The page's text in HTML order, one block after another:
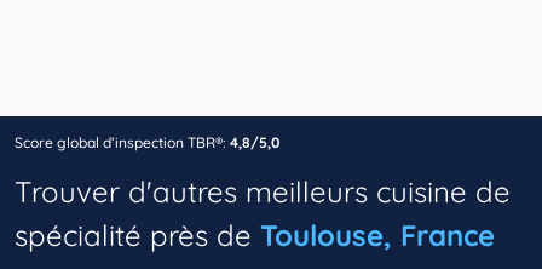
Score global d’inspection TBR®: 4,8/5,0
Trouver d'autres meilleurs cuisine de
spécialité près de Toulouse, France